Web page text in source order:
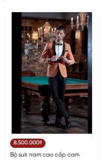
8.500.000₫
Bộ suit nam cao cấp cam